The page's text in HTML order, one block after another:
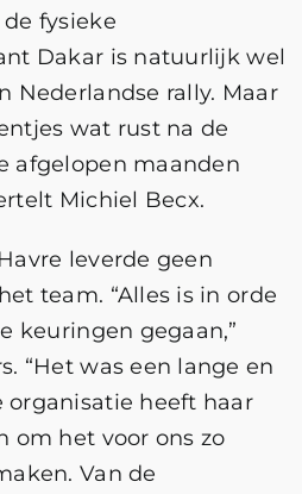
fysieke
Dakar is natuurlijk wel
Nederlandse rally. Maar
wat rust na de
afgelopen maanden
Michiel Becx.
leverde geen
team. “Alles is in orde
keuringen gegaan,”
“Het was een lange en
organisatie heeft haar
om het voor ons zo
Van de